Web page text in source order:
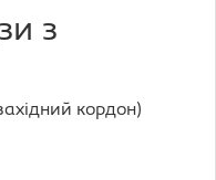
з
кордон)